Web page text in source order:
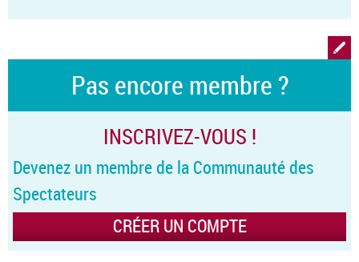
Pas encore membre ?
INSCRIVEZ-VOUS !
Devenez un membre de la Communauté des
Spectateurs
CRÉER UN COMPTE